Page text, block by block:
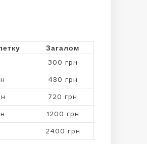
Загалом
300 грн
480 грн
720 грн
1200 грн
2400 грн